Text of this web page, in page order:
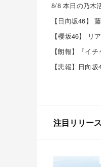
8/8 本日の乃木
【日向坂46】
【櫻坂46】 リ
【悲報】日向
注目リリース